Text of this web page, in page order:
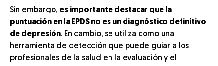
Sin embargo, es importante destacar que la
puntuación en a EPDS no es un diagnóstico definitivo
de depresión. En cambio, se utiliza como una
herramienta de detección que puede guiar a los
profesionales de la salud en la evaluación y el